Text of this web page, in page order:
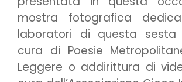
mostra fotografica
laboratori di questa sesta
cura di Poesie
Leggere o addirittura di